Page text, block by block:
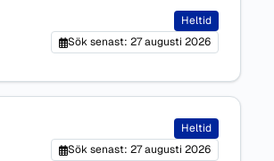
Heltid
Sök senast: 27 augusti 2026
Heltid
Sök senast: 27 augusti 2026